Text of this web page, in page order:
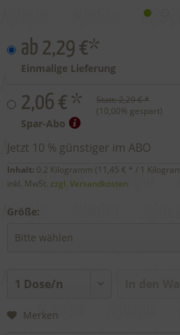
ab 2,29 €*
Einmalige Lieferung
2,06 € * Statt:2,29 € *
(10,00% gespart)
Spar-Abo
Jetzt 10 % günstiger im ABO
Inhalt: 0.2 Kilogramm (11,45 € * / 1
inkl. MwSt. zzgl. Versandkosten
Größe:
Merken